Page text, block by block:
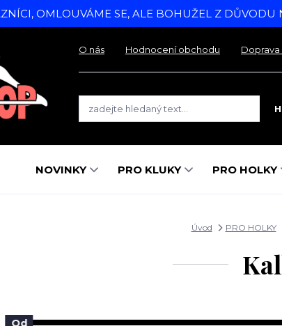
OMLOUVÁME SE, ALE BOHUŽEL Z
O nás Hodnocení obchodu
NOVINKY PRO KLUKY PRO HOLKY
Úvod PRO HOLKY
Od